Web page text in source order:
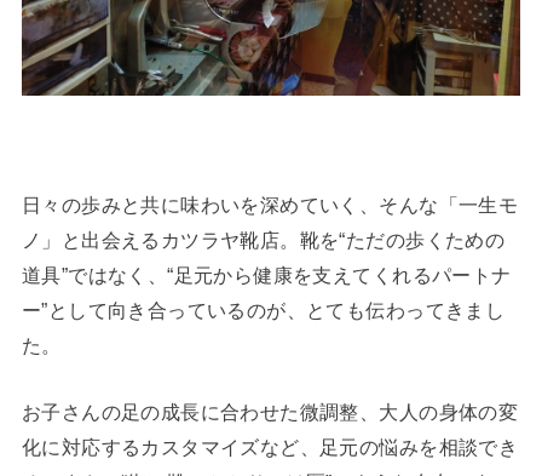
日々の歩みと共に味わいを深めていく、そんな「一生モ
ノ」と出会えるカツラヤ靴店。靴を“ただの歩くための
道具”ではなく、“足元から健康を支えてくれるパートナ
ー”として向き合っているのが、とても伝わってきまし
た。
お子さんの足の成長に合わせた微調整、大人の身体の変
化に対応するカスタマイズなど、足元の悩みを相談でき